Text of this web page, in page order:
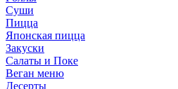
Суши
Пицца
Японская пицца
Закуски
Салаты и Поке
Веган меню
Десерты